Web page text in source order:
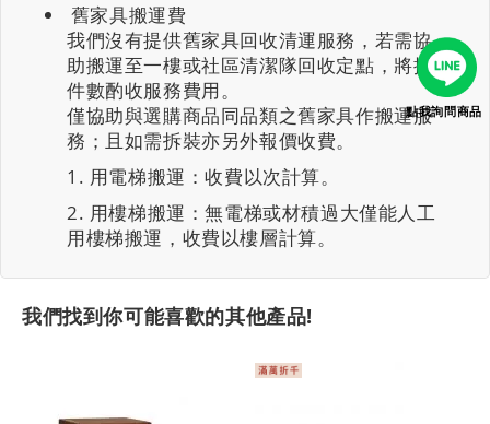
舊家具搬運費
我們沒有提供舊家具回收清運服務，若需協
助搬運至一樓或社區清潔隊回收定點，將按
件數酌收服務費用。
僅協助與選購商品同品類之舊家具作搬運服
務；且如需拆裝亦另外報價收費。
用電梯搬運：收費以次計算。
用樓梯搬運：無電梯或材積過大僅能人工
用樓梯搬運，收費以樓層計算。
我們找到你可能喜歡的其他產品!
點我詢問商品